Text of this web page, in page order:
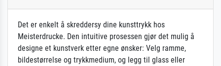
Det er enkelt å skreddersy dine kunsttrykk hos
Meisterdrucke. Den intuitive prosessen gjør det mulig å
designe et kunstverk etter egne ønsker: Velg ramme,
bildestørrelse og trykkmedium, og legg til glass eller